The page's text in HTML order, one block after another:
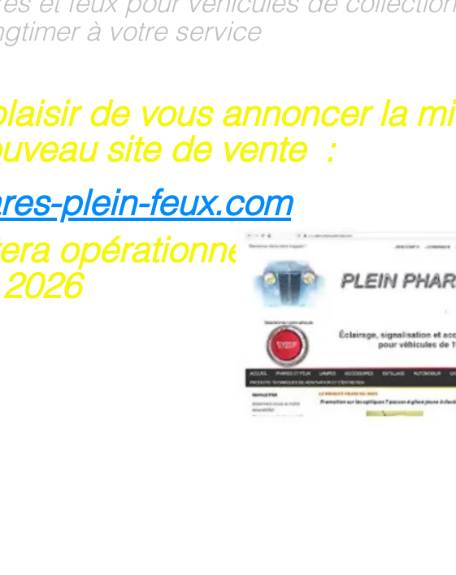
à votre service
de vous annoncer la
site de vente :
plein-feux.com
opérationnel
6